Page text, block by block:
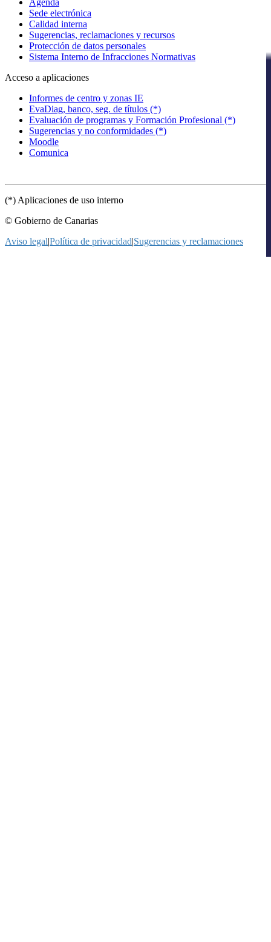
Sede electrónica
Calidad interna
Sugerencias, reclamaciones y recursos
Protección de datos personales
Sistema Interno de Infracciones Normativas
Acceso a aplicaciones
Informes de centro y zonas IE
EvaDiag, banco, seg. de títulos (*)
Evaluación de programas y Formación Profesional (*)
Sugerencias y no conformidades (*)
Moodle
Comunica
(*) Aplicaciones de uso interno
© Gobierno de Canarias
Aviso legal|Política de privacidad|Sugerencias y reclamaciones